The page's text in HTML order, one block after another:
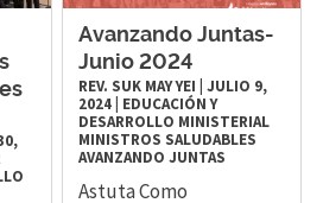
Avanzando Juntas-
Junio 2024
REV. SUK MAY YEI |JULIO 9,
2024 EDUCACIÓN Y
DESARROLLO MINISTERIAL
MINISTROS SALUDABLES
AVANZANDO JUNTAS
Astuta Como